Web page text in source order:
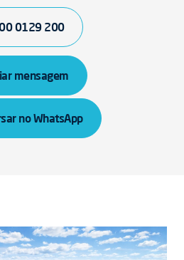
0129 200
mensagem
no WhatsApp